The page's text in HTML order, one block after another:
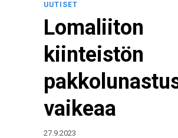
UUTISET
Lomaliiton
kiinteistön
vaikeaa
27.9.2023